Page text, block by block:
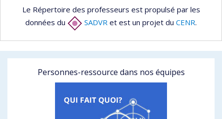
Le Répertoire des professeurs est propulsé par les
données du
SADVR et est un projet du CENR.
Personnes-ressource dans nos équipes